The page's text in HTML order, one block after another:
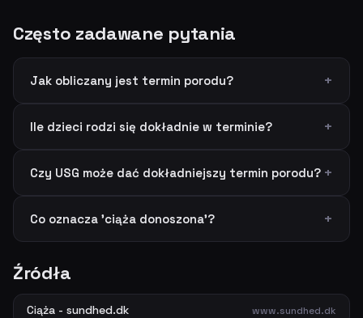
Często zadawane pytania
Jak obliczany jest termin porodu?
Ile dzieci rodzi się dokładnie w terminie?
Czy USG może dać dokładniejszy termin porodu?
Co oznacza 'ciąża donoszona'?
Źródła
Ciąża - sundhed.dk www.sundhed.dk